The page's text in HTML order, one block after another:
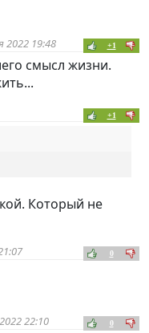
2022 19:48 +1
смысл жизни.
+1
Который не
0
22:10 0